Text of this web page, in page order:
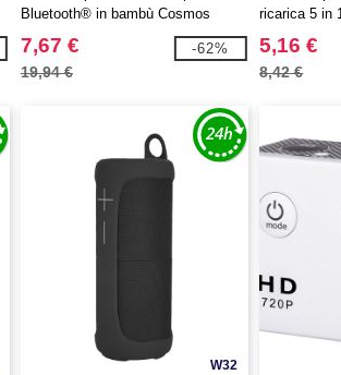
Bluetooth® in bambù Cosmos
7,67 €
19,94 €
-62%
ricarica 5 in
5,16 €
8,42 €
W32